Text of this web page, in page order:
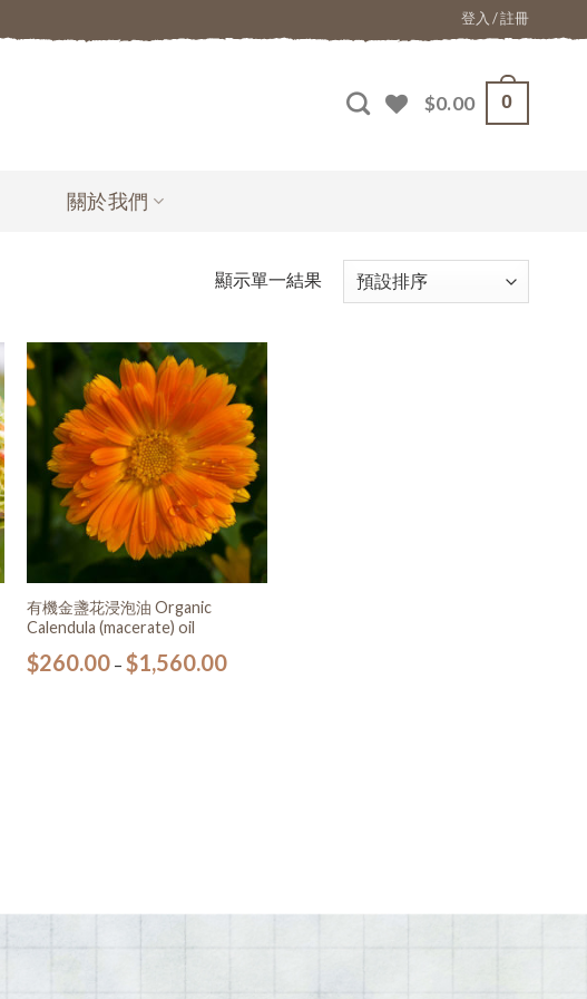
登入 / 註冊
$0.00 0
關於我們
顯示單一結果
加入
願望
清單
有機金盞花浸泡油 Organic
Calendula (macerate) oil
$260.00– $1,560.00